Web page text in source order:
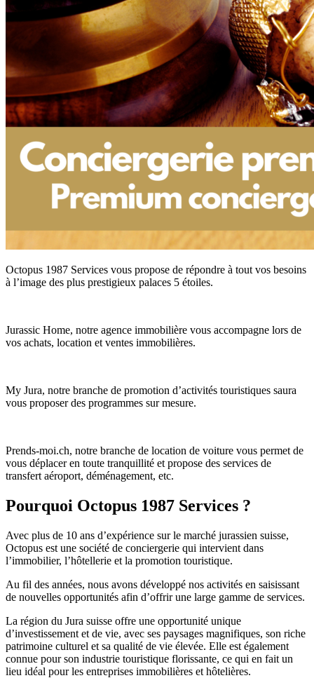
Octopus 1987 Services vous propose de répondre à tout vos besoins
à l’image des plus prestigieux palaces 5 étoiles.
Jurassic Home, notre agence immobilière vous accompagne lors de
vos achats, location et ventes immobilières.
My Jura, notre branche de promotion d’activités touristiques saura
vous proposer des programmes sur mesure.
Prends-moi.ch, notre branche de location de voiture vous permet de
vous déplacer en toute tranquillité et propose des services de
transfert aéroport, déménagement, etc.
Pourquoi Octopus 1987 Services ?
Avec plus de 10 ans d’expérience sur le marché jurassien suisse,
Octopus est une société de conciergerie qui intervient dans
l’immobilier, l’hôtellerie et la promotion touristique.
Au fil des années, nous avons développé nos activités en saisissant
de nouvelles opportunités afin d’offrir une large gamme de services.
La région du Jura suisse offre une opportunité unique
d’investissement et de vie, avec ses paysages magnifiques, son riche
patrimoine culturel et sa qualité de vie élevée. Elle est également
connue pour son industrie touristique florissante, ce qui en fait un
lieu idéal pour les entreprises immobilières et hôtelières.